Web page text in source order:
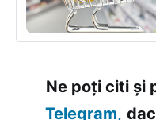
Ne poți citi și
Telegram,